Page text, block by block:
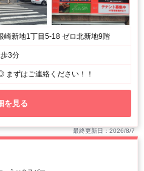
崎新地1丁目5-18 ゼロ北新地9階
3分
まずはご連絡ください！！
を見る
最終更新日：2026/8/7